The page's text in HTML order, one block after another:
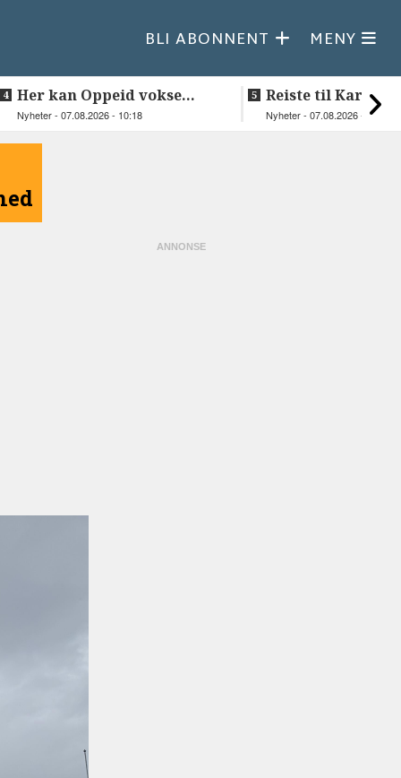
BLI ABONNENT MENY
Her kan Oppeid vokse
videre
Nyheter - 07.08.2026 - 10:18
Reiste til
vie Ellen og
Nyheter - 07.08.2026 - 08:30